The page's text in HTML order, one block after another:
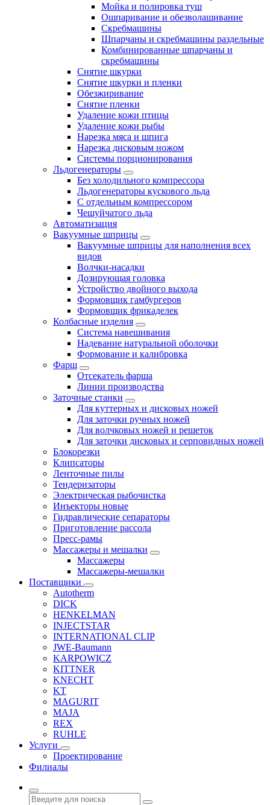
Мойка и полировка туш
Ошпаривание и обезволашивание
Скребмашины
Шпарчаны и скребмашины раздельные
Комбинированные шпарчаны и
скребмашины
Снятие шкурки
Снятие шкурки и пленки
Обезжиривание
Снятие пленки
Удаление кожи птицы
Удаление кожи рыбы
Нарезка мяса и шпига
Нарезка дисковым ножом
Системы порционирования
Льдогенераторы
Без холодильного компрессора
Льдогенераторы кускового льда
С отдельным компрессором
Чешуйчатого льда
Автоматизация
Вакуумные шприцы
Вакуумные шприцы для наполнения всех
видов
Волчки-насадки
Дозирующая головка
Устройство двойного выхода
Формовщик гамбургеров
Формовщик фрикаделек
Колбасные изделия
Система навешивания
Надевание натуральной оболочки
Формование и калибровка
Фарш
Отсекатель фарша
Линии производства
Заточные станки
Для куттерных и дисковых ножей
Для заточки ручных ножей
Для волчковых ножей и решеток
Для заточки дисковых и серповидных ножей
Блокорезки
Клипсаторы
Ленточные пилы
Тендеризаторы
Электрическая рыбочистка
Инъекторы новые
Гидравлические сепараторы
Приготовление рассола
Пресс-рамы
Массажеры и мешалки
Массажеры
Массажеры-мешалки
Поставщики
Autotherm
DICK
HENKELMAN
INJECTSTAR
INTERNATIONAL CLIP
JWE-Baumann
KARPOWICZ
KITTNER
KNECHT
KT
MAGURIT
MAJA
REX
RUHLE
Услуги
Проектирование
Филиалы